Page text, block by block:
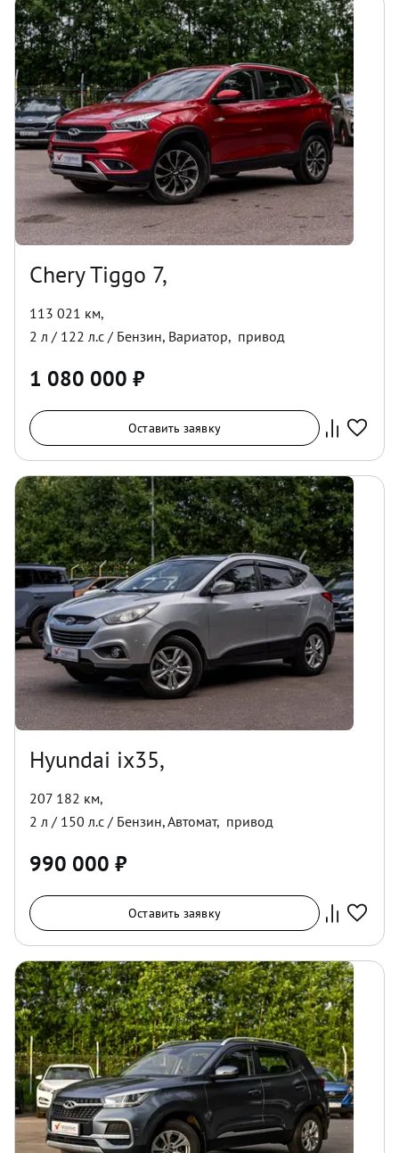
Chery Tiggo 7,
113 021 км,
2 л / 122 л.с / Бензин, Вариатор, привод
1 080 000 ₽
Оставить заявку
Hyundai ix35,
207 182 км,
2 л / 150 л.с / Бензин,Автомат, привод
990 000 ₽
Оставить заявку